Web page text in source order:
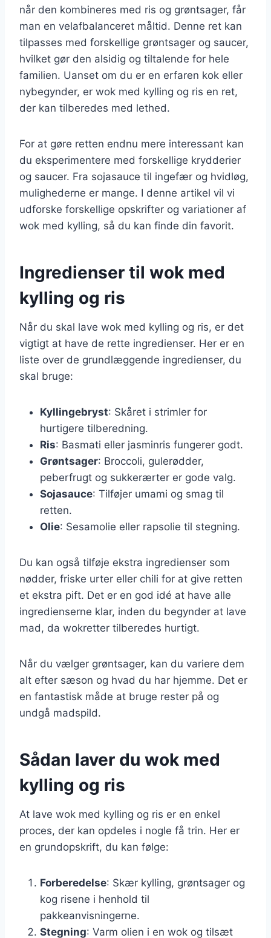
når den kombineres med ris og grøntsager, får
man en velafbalanceret måltid. Denne ret kan
tilpasses med forskellige grøntsager og saucer,
hvilket gør den alsidig og tiltalende for hele
familien. Uanset om du er en erfaren kok eller
nybegynder, er wok med kylling og ris en ret,
der kan tilberedes med lethed.
For at gøre retten endnu mere interessant kan
du eksperimentere med forskellige krydderier
og saucer. Fra sojasauce til ingefær og hvidløg,
mulighederne er mange. I denne artikel vil vi
udforske forskellige opskrifter og variationer af
wok med kylling, så du kan finde din favorit.
Ingredienser til wok med
kylling og ris
Når du skal lave wok med kylling og ris, er det
vigtigt at have de rette ingredienser. Her er en
liste over de grundlæggende ingredienser, du
skal bruge:
Kyllingebryst: Skåret i strimler for
hurtigere tilberedning.
Ris: Basmati eller jasminris fungerer godt.
Grøntsager: Broccoli, gulerødder,
peberfrugt og sukkerærter er gode valg.
Sojasauce: Tilføjer umami og smag til
retten.
Olie: Sesamolie eller rapsolie til stegning.
Du kan også tilføje ekstra ingredienser som
nødder, friske urter eller chili for at give retten
et ekstra pift. Det er en god idé at have alle
ingredienserne klar, inden du begynder at lave
mad, da wokretter tilberedes hurtigt.
Når du vælger grøntsager, kan du variere dem
alt efter sæson og hvad du har hjemme. Det er
en fantastisk måde at bruge rester på og
undgå madspild.
Sådan laver du wok med
kylling og ris
At lave wok med kylling og ris er en enkel
proces, der kan opdeles i nogle få trin. Her er
en grundopskrift, du kan følge:
Forberedelse: Skær kylling, grøntsager og
kog risene i henhold til
pakkeanvisningerne.
Stegning: Varm olien i en wok og tilsæt